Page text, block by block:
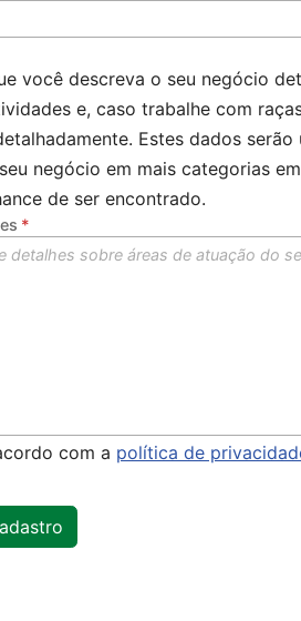
você descreva o seu negócio
e, caso trabalhe com
Estes dados serão
negócio em mais categorias
de ser encontrado.
com a política de